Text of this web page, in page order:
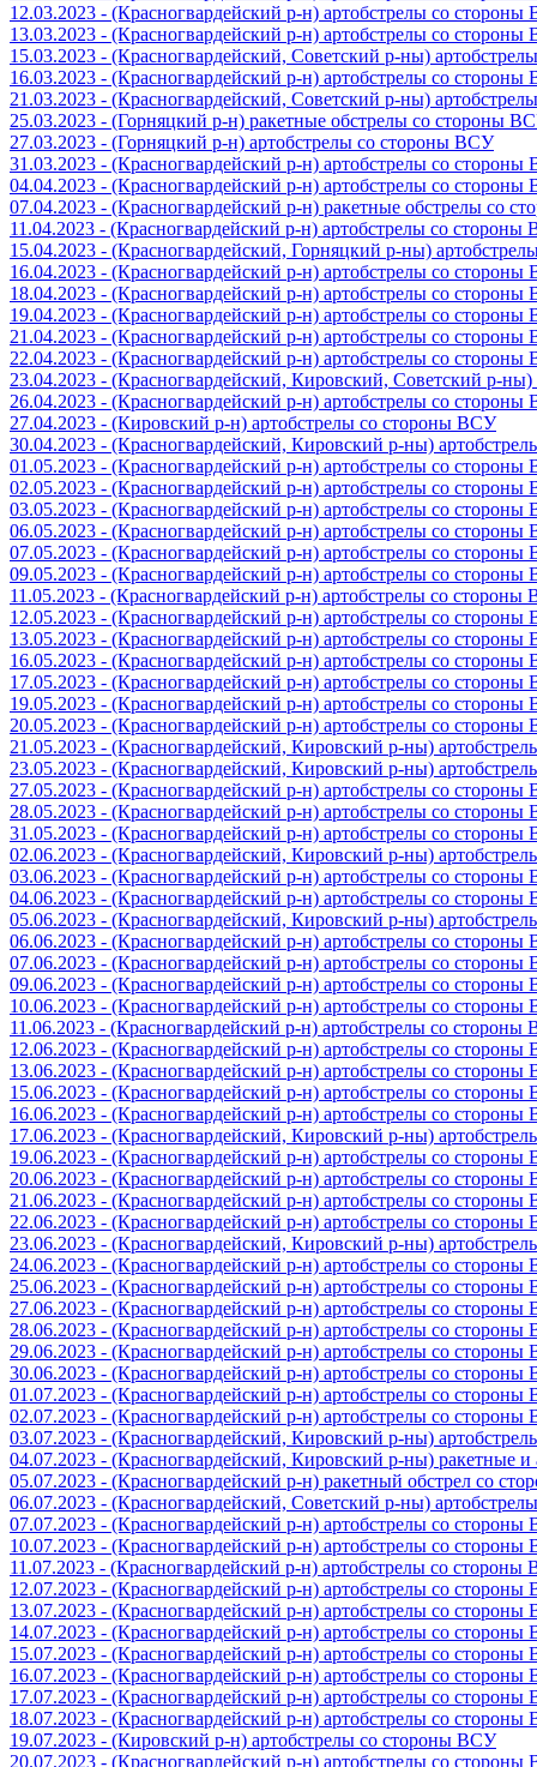
12.03.2023 - (Красногвардейский р-н) артобстрелы со
13.03.2023 - (Красногвардейский р-н) артобстрелы со
15.03.2023 - (Красногвардейский, Советский р-ны)
16.03.2023 - (Красногвардейский р-н) артобстрелы со
21.03.2023 - (Красногвардейский, Советский р-ны)
25.03.2023 - (Горняцкий р-н) ракетные обстрелы со стороны
27.03.2023 - (Горняцкий р-н) артобстрелы со стороны ВСУ
31.03.2023 - (Красногвардейский р-н) артобстрелы со
04.04.2023 - (Красногвардейский р-н) артобстрелы со
07.04.2023 - (Красногвардейский р-н) ракетные обстрелы со
11.04.2023 - (Красногвардейский р-н) артобстрелы со стороны
15.04.2023 - (Красногвардейский, Горняцкий р-ны)
16.04.2023 - (Красногвардейский р-н) артобстрелы со
18.04.2023 - (Красногвардейский р-н) артобстрелы со
19.04.2023 - (Красногвардейский р-н) артобстрелы со
21.04.2023 - (Красногвардейский р-н) артобстрелы со
22.04.2023 - (Красногвардейский р-н) артобстрелы со
23.04.2023 - (Красногвардейский, Кировский, Советский р-
26.04.2023 - (Красногвардейский р-н) артобстрелы со
27.04.2023 - (Кировский р-н) артобстрелы со стороны ВСУ
30.04.2023 - (Красногвардейский, Кировский р-ны)
01.05.2023 - (Красногвардейский р-н) артобстрелы со
02.05.2023 - (Красногвардейский р-н) артобстрелы со
03.05.2023 - (Красногвардейский р-н) артобстрелы со
06.05.2023 - (Красногвардейский р-н) артобстрелы со
07.05.2023 - (Красногвардейский р-н) артобстрелы со
09.05.2023 - (Красногвардейский р-н) артобстрелы со
11.05.2023 - (Красногвардейский р-н) артобстрелы со стороны
12.05.2023 - (Красногвардейский р-н) артобстрелы со
13.05.2023 - (Красногвардейский р-н) артобстрелы со
16.05.2023 - (Красногвардейский р-н) артобстрелы со
17.05.2023 - (Красногвардейский р-н) артобстрелы со
19.05.2023 - (Красногвардейский р-н) артобстрелы со
20.05.2023 - (Красногвардейский р-н) артобстрелы со
21.05.2023 - (Красногвардейский, Кировский р-ны)
23.05.2023 - (Красногвардейский, Кировский р-ны)
27.05.2023 - (Красногвардейский р-н) артобстрелы со
28.05.2023 - (Красногвардейский р-н) артобстрелы со
31.05.2023 - (Красногвардейский р-н) артобстрелы со
02.06.2023 - (Красногвардейский, Кировский р-ны)
03.06.2023 - (Красногвардейский р-н) артобстрелы со
04.06.2023 - (Красногвардейский р-н) артобстрелы со
05.06.2023 - (Красногвардейский, Кировский р-ны)
06.06.2023 - (Красногвардейский р-н) артобстрелы со
07.06.2023 - (Красногвардейский р-н) артобстрелы со
09.06.2023 - (Красногвардейский р-н) артобстрелы со
10.06.2023 - (Красногвардейский р-н) артобстрелы со
11.06.2023 - (Красногвардейский р-н) артобстрелы со стороны
12.06.2023 - (Красногвардейский р-н) артобстрелы со
13.06.2023 - (Красногвардейский р-н) артобстрелы со
15.06.2023 - (Красногвардейский р-н) артобстрелы со
16.06.2023 - (Красногвардейский р-н) артобстрелы со
17.06.2023 - (Красногвардейский, Кировский р-ны)
19.06.2023 - (Красногвардейский р-н) артобстрелы со
20.06.2023 - (Красногвардейский р-н) артобстрелы со
21.06.2023 - (Красногвардейский р-н) артобстрелы со
22.06.2023 - (Красногвардейский р-н) артобстрелы со
23.06.2023 - (Красногвардейский, Кировский р-ны)
24.06.2023 - (Красногвардейский р-н) артобстрелы со
25.06.2023 - (Красногвардейский р-н) артобстрелы со
27.06.2023 - (Красногвардейский р-н) артобстрелы со
28.06.2023 - (Красногвардейский р-н) артобстрелы со
29.06.2023 - (Красногвардейский р-н) артобстрелы со
30.06.2023 - (Красногвардейский р-н) артобстрелы со
01.07.2023 - (Красногвардейский р-н) артобстрелы со
02.07.2023 - (Красногвардейский р-н) артобстрелы со
03.07.2023 - (Красногвардейский, Кировский р-ны)
04.07.2023 - (Красногвардейский, Кировский р-ны) ракетные
05.07.2023 - (Красногвардейский р-н) ракетный обстрел со
06.07.2023 - (Красногвардейский, Советский р-ны)
07.07.2023 - (Красногвардейский р-н) артобстрелы со
10.07.2023 - (Красногвардейский р-н) артобстрелы со
11.07.2023 - (Красногвардейский р-н) артобстрелы со стороны
12.07.2023 - (Красногвардейский р-н) артобстрелы со
13.07.2023 - (Красногвардейский р-н) артобстрелы со
14.07.2023 - (Красногвардейский р-н) артобстрелы со
15.07.2023 - (Красногвардейский р-н) артобстрелы со
16.07.2023 - (Красногвардейский р-н) артобстрелы со
17.07.2023 - (Красногвардейский р-н) артобстрелы со
18.07.2023 - (Красногвардейский р-н) артобстрелы со
19.07.2023 - (Кировский р-н) артобстрелы со стороны ВСУ
20.07.2023 - (Красногвардейский р-н) артобстрелы со